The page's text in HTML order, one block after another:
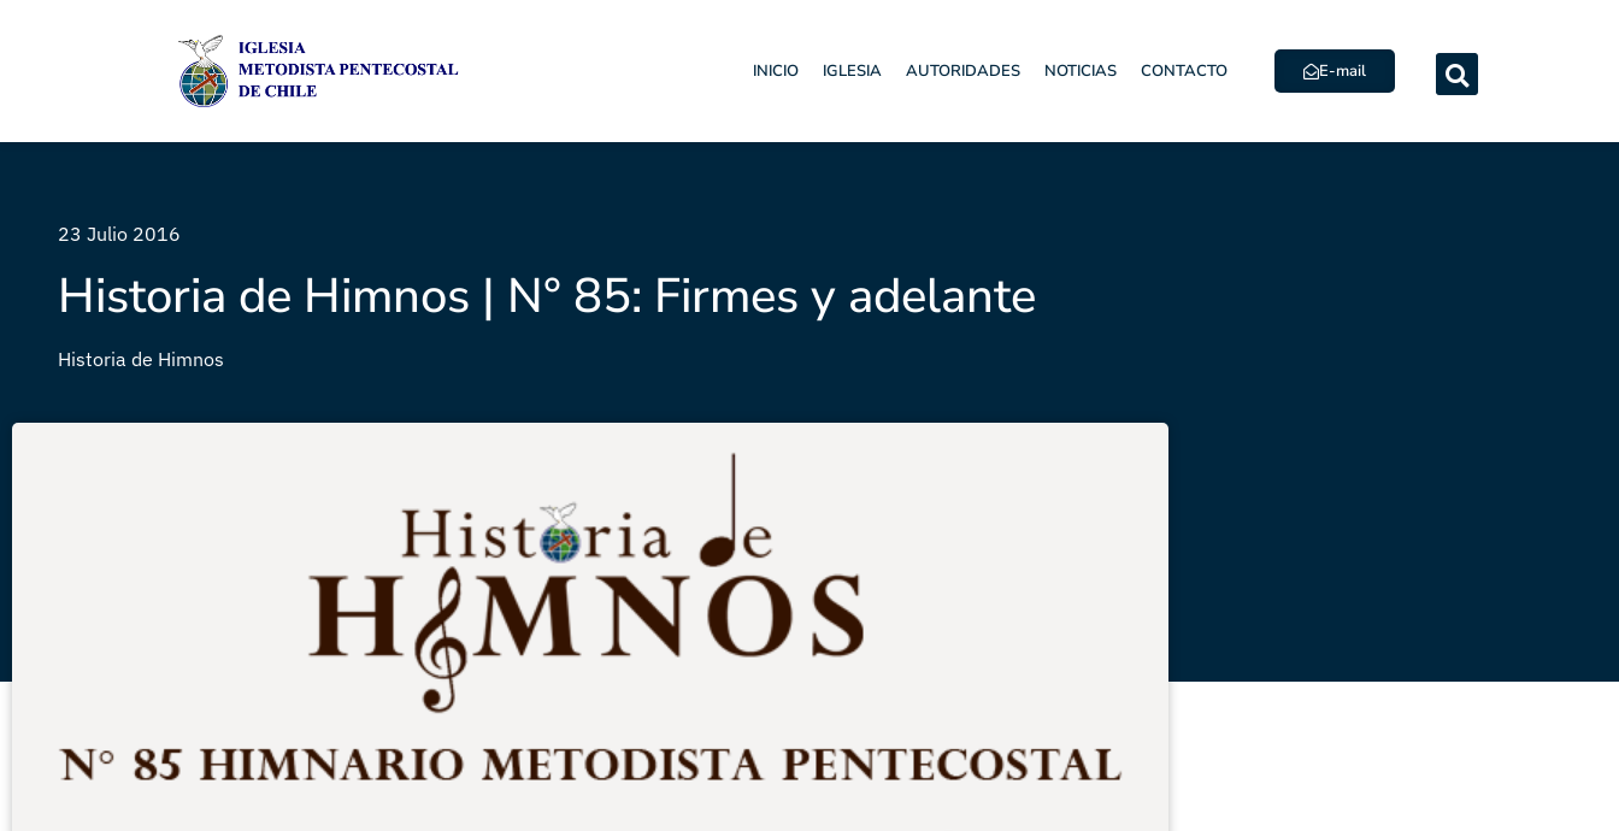
INICIO IGLESIA AUTORIDADES NOTICIAS CONTACTO E-mail
23 Julio 2016
Historia de Himnos | N° 85: Firmes y adelante
Historia de Himnos